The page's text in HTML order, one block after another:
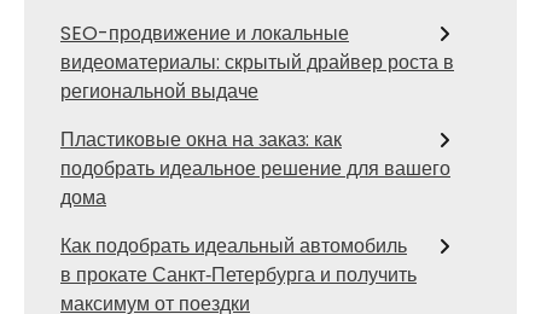
SEO-продвижение и локальные
видеоматериалы: скрытый драйвер роста в
региональной выдаче
Пластиковые окна на заказ: как
подобрать идеальное решение для вашего
дома
Как подобрать идеальный автомобиль
в прокате Санкт‑Петербурга и получить
максимум от поездки